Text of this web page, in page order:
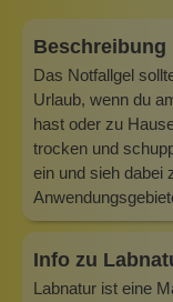
Beschreibung
Das Notfallgel
Urlaub, wenn du
hast oder zu
trocken und
ein und sieh dabei
Info zu
Labnatur ist eine